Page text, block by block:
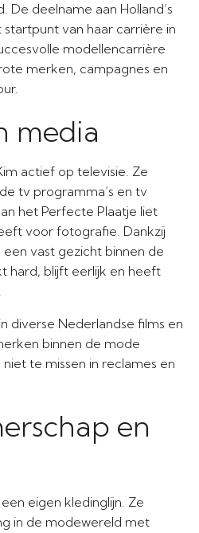
De deelname aan Holland’s
van haar carrière in
modellencarrière
merken, campagnes en
media
actief op televisie. Ze
tv programma’s en tv
het Perfecte Plaatje liet
voor fotografie. Dankzij
vast gezicht binnen de
hard, blijft eerlijk en heeft
diverse Nederlandse films en
binnen de mode
te missen in reclames en
en
eigen kledinglijn. Ze
in de modewereld met